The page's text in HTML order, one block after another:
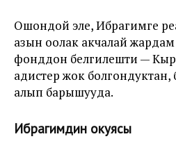
Ошондой эле, Ибрагимге
азын оолак акчалай
фонддон белгилешти —
адистер жок
алып барышууда.
Ибрагимдин окуясы